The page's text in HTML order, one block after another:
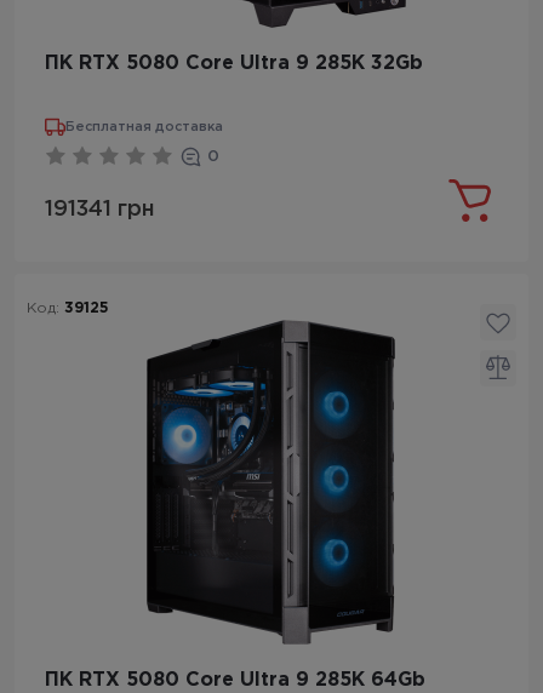
ПК RTX 5080 Core Ultra 9 285K 32Gb
Бесплатная доставка
0
191341 грн
Код: 39125
ПК RTX 5080 Core Ultra 9 285K 64Gb